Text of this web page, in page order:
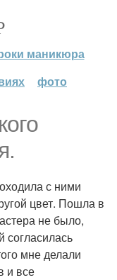
маникюра
фото
с ними
цвет. Пошла в
не было,
согласилась
мне делали
и все